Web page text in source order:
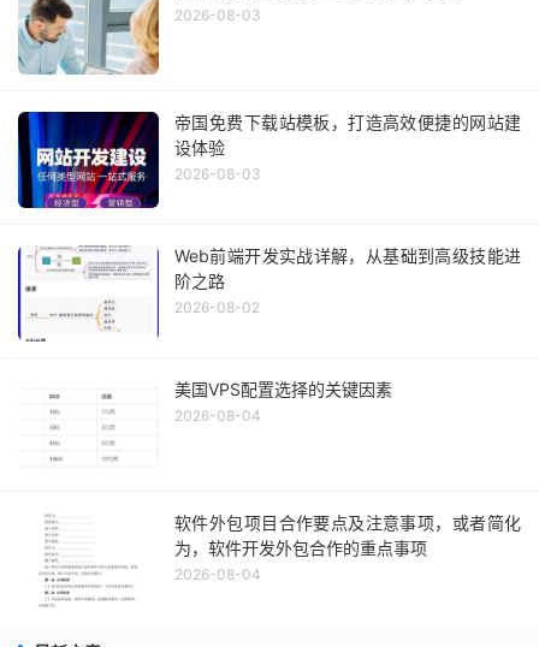
2026-08-03
帝国免费下载站模板，打造高效便捷的网站建
设体验
2026-08-03
Web前端开发实战详解，从基础到高级技能进
阶之路
2026-08-02
美国VPS配置选择的关键因素
2026-08-04
软件外包项目合作要点及注意事项，或者简化
为，软件开发外包合作的重点事项
2026-08-04